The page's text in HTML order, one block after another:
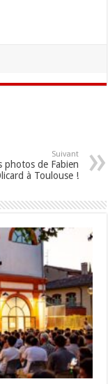
Suivant
photos de Fabien
à Toulouse !